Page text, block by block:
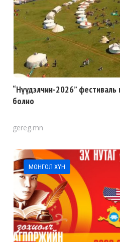
“Нүүдэлчин-2026”
болно
gereg.mn
МОНГОЛ ХҮН